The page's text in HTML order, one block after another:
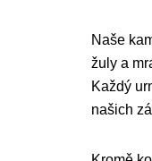
Naše
žuly a
Každý
našich